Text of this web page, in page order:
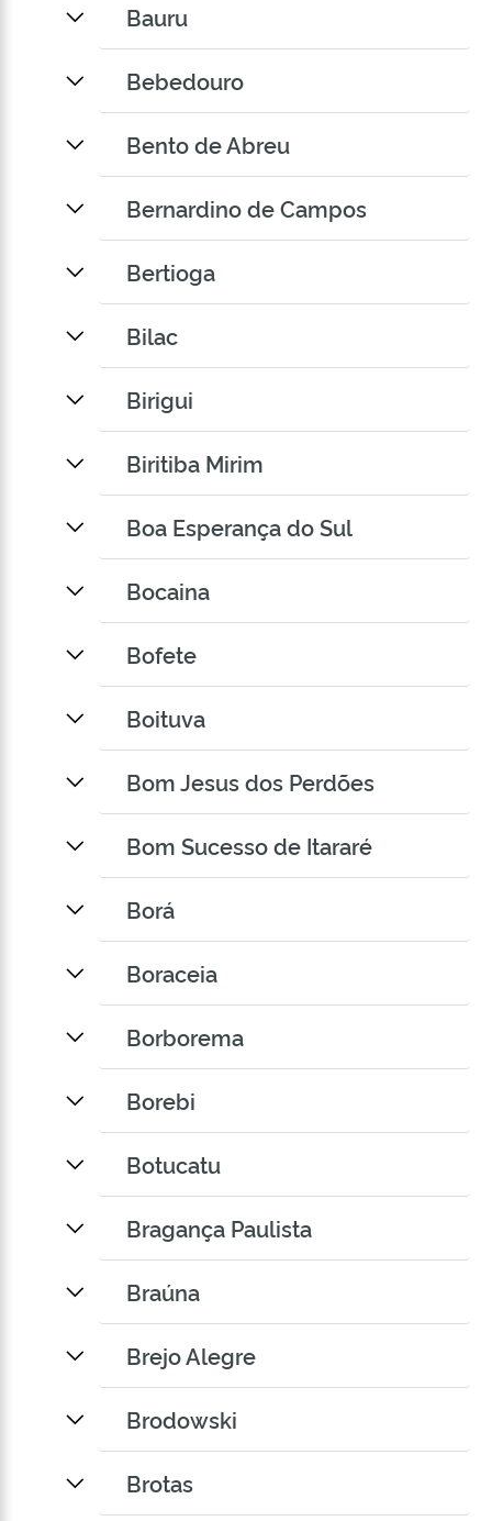
Bauru
Bebedouro
Bento de Abreu
Bernardino de Campos
Bertioga
Bilac
Birigui
Biritiba Mirim
Boa Esperança do Sul
Bocaina
Bofete
Boituva
Bom Jesus dos Perdões
Bom Sucesso de Itararé
Borá
Boraceia
Borborema
Borebi
Botucatu
Bragança Paulista
Braúna
Brejo Alegre
Brodowski
Brotas